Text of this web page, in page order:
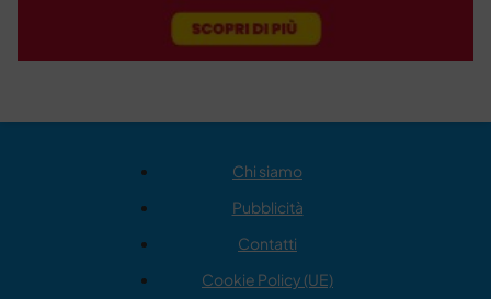
Chi siamo
Pubblicità
Contatti
Cookie Policy (UE)